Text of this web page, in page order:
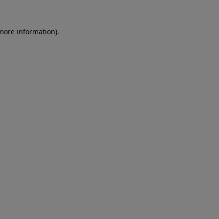
information).